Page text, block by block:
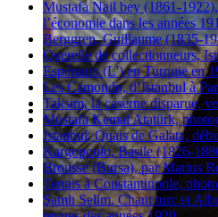
Mustafa Nail bey (1861-
l’économie dans les années
Berggren, Guillaume (1835-
Querelle de collectionneurs,
Espéranto (L') en Turquie en
Les Camondo, d’Istanbul à
Taksim, la caserne disparue,
Mustafa Kemal Atatürk,
Istanbul, Quais de Galata,
Kargopoulo, Basile (1826-
Brousse (Bursa), par Marius
Tennis à Constantinople,
Şamlı Selim, Chant turc et